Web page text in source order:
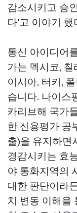
감소시키고 승
다'고 이야기 했
통신 아이디어
가는 멕시코, 칠
이시아, 터키,
습니다. 나이스
카리브해 국가
한 신용평가 공
출)을 유지하면
경감시키는 효
야 통화지역의
대한 판단이라
치 변동 이해을